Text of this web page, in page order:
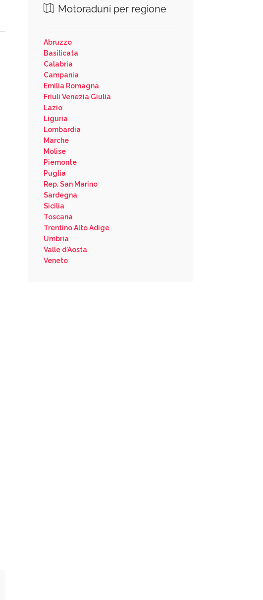
Motoraduni per regione
Abruzzo
Basilicata
Calabria
Campania
Emilia Romagna
Friuli Venezia Giulia
Lazio
Liguria
Lombardia
Marche
Molise
Piemonte
Puglia
Rep. San Marino
Sardegna
Sicilia
Toscana
Trentino Alto Adige
Umbria
Valle d'Aosta
Veneto